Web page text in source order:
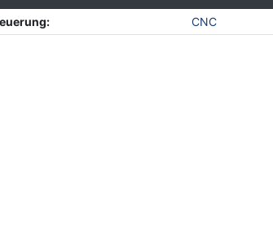
: CNC